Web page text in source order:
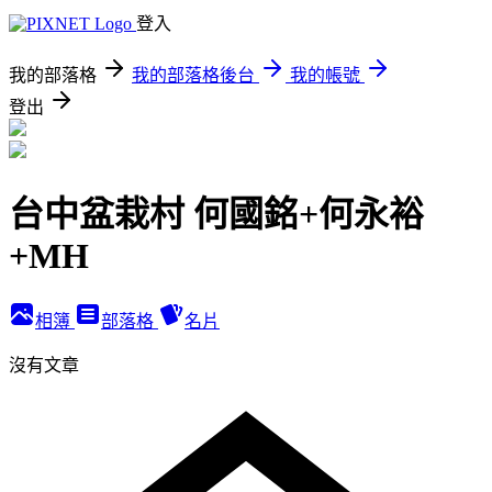
登入
我的部落格 我的部落格後台
我的帳號
登出
台中盆栽村 何國銘+何永裕
+MH
相簿 部落格 名片
沒有文章